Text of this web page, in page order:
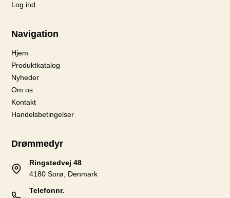
Log ind
Navigation
Hjem
Produktkatalog
Nyheder
Om os
Kontakt
Handelsbetingelser
Drømmedyr
Ringstedvej 48
4180 Sorø, Denmark
Telefonnr.